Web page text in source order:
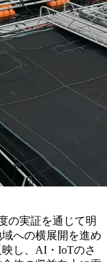
の実証を通じて明
への横展開を進め
し、AI・IoTのさ